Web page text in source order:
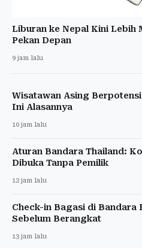
Liburan ke Nepal Kini Lebih
Pekan Depan
9 jam lalu
Wisatawan Asing
Ini Alasannya
10 jam lalu
Aturan Bandara Thailand:
Dibuka Tanpa Pemilik
12 jam lalu
Check-in Bagasi di Bandara
Sebelum Berangkat
13 jam lalu